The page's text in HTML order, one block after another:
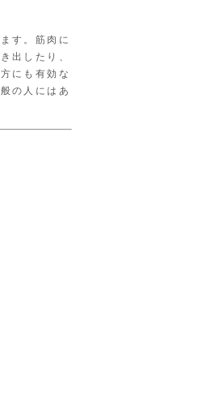
す。筋肉に
出したり、
にも有効な
の人にはあ